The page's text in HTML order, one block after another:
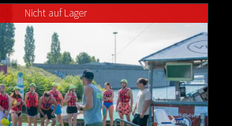
€80.00
Nicht auf Lager